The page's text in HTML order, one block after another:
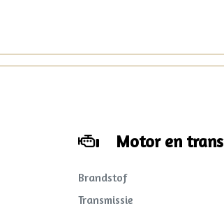
Motor en
Brandstof
Transmissie